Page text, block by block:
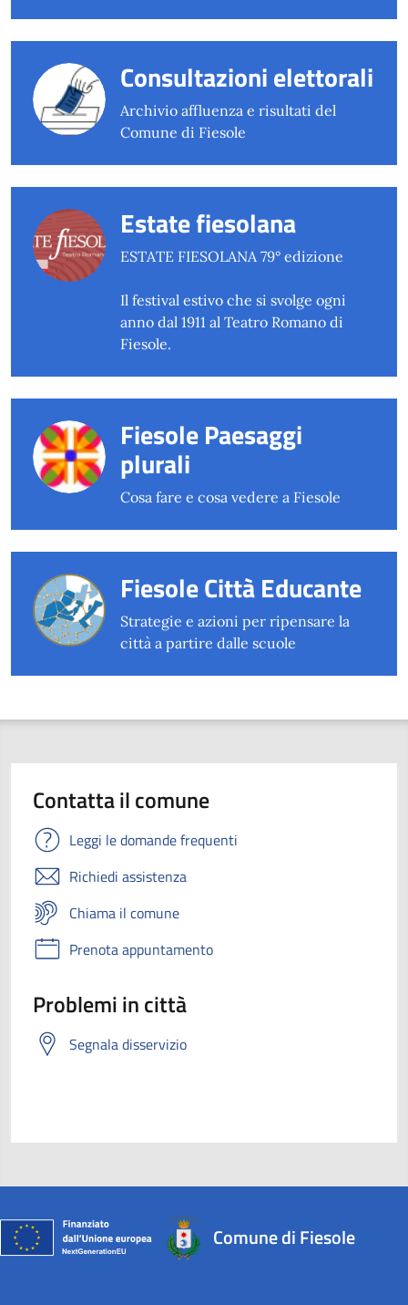
Consultazioni elettorali
Archivio affluenza e risultati del
Comune di Fiesole
Estate fiesolana
ESTATE FIESOLANA 79° edizione
Il festival estivo che si svolge ogni
anno dal 1911 al Teatro Romano di
Fiesole.
Fiesole Paesaggi
plurali
Cosa fare e cosa vedere a Fiesole
Fiesole Città Educante
Strategie e azioni per ripensare la
città a partire dalle scuole
Contatta il comune
Leggi le domande frequenti
Richiedi assistenza
Chiama il comune
Prenota appuntamento
Problemi in città
Segnala disservizio
Comune di Fiesole